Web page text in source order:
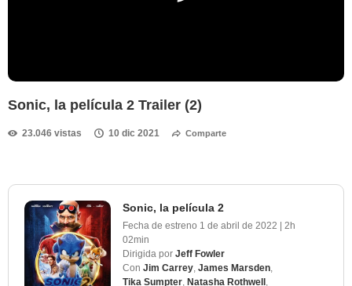
Sonic, la película 2 Trailer (2)
23.046 vistas 10 dic 2021 Comparte
Sonic, la película 2
Fecha de estreno 1 de abril de 2022 | 2h
02min
Dirigida por Jeff Fowler
Con Jim Carrey James Marsden
Tika Sumpter Natasha Rothwell